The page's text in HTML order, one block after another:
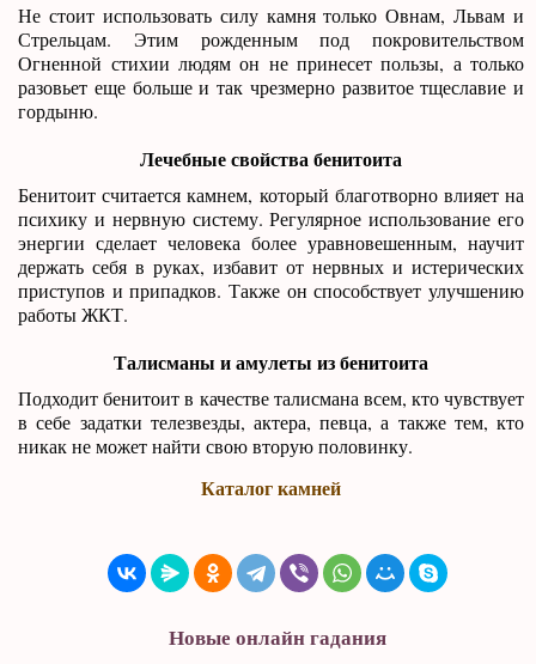
Не стоит использовать силу камня только Овнам, Львам и
Стрельцам. Этим рожденным под покровительством
Огненной стихии людям он не принесет пользы, а только
разовьет еще больше и так чрезмерно развитое тщеславие и
гордыню.
Лечебные свойства бенитоита
Бенитоит считается камнем, который благотворно влияет на
психику и нервную систему. Регулярное использование его
энергии сделает человека более уравновешенным, научит
держать себя в руках, избавит от нервных и истерических
приступов и припадков. Также он способствует улучшению
работы ЖКТ.
Талисманы и амулеты из бенитоита
Подходит бенитоит в качестве талисмана всем, кто чувствует
в себе задатки телезвезды, актера, певца, а также тем, кто
никак не может найти свою вторую половинку.
Каталог камней
Новые онлайн гадания